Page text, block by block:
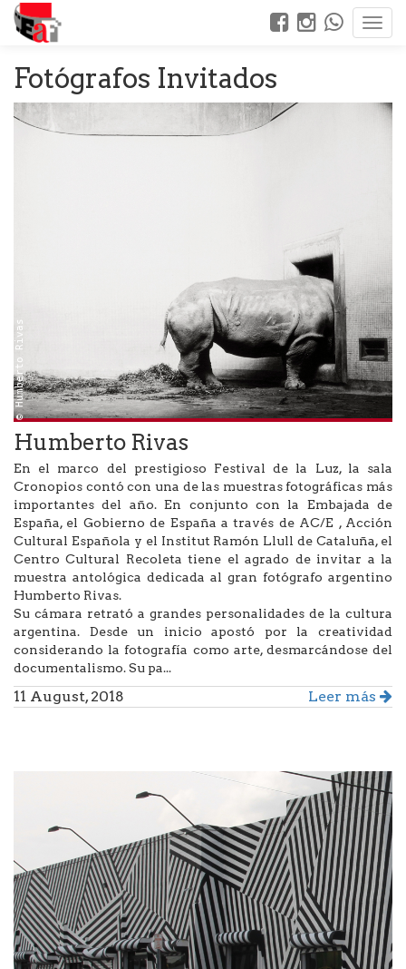
Fotógrafos Invitados
© Humberto Rivas
Humberto Rivas
En el marco del prestigioso Festival de la Luz, la sala
Cronopios contó con una de las muestras fotográficas más
importantes del año. En conjunto con la Embajada de
España, el Gobierno de España a través de AC/E , Acción
Cultural Española y el Institut Ramón Llull de Cataluña, el
Centro Cultural Recoleta tiene el agrado de invitar a la
muestra antológica dedicada al gran fotógrafo argentino
Humberto Rivas.
Su cámara retrató a grandes personalidades de la cultura
argentina. Desde un inicio apostó por la creatividad
considerando la fotografía como arte, desmarcándose del
documentalismo. Su pa...
11 August, 2018 Leer más